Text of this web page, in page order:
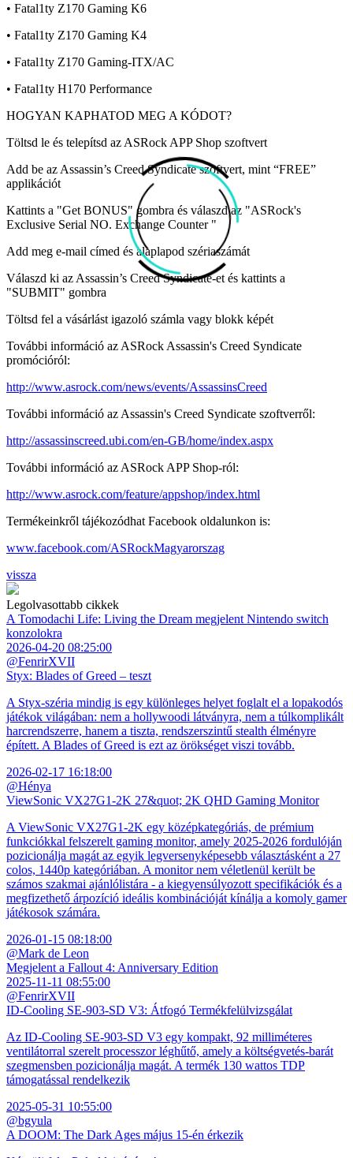
• Fatal1ty Z170 Gaming K6
• Fatal1ty Z170 Gaming K4
• Fatal1ty Z170 Gaming-ITX/AC
• Fatal1ty H170 Performance
HOGYAN KAPHATOD MEG A KÓDOT?
Töltsd le és telepítsd az ASRock APP Shop szoftvert
Add be az Assassin’s Creed Syndicate szoftvert, mint “FREE”
applikációt
Kattints a "Get BONUS" gombra és válaszd az "ASRock's
Exclusive Serial NO. Exchange Counter "
Add meg e-mail címed és alaplapod szériaszámát
Válaszd ki az Assassin’s Creed Syndicate-et és kattints a
"SUBMIT" gombra
Töltsd fel a vásárlást igazoló számla vagy blokk képét
További információ az ASRock Assassin's Creed Syndicate
promócióról:
http://www.asrock.com/news/events/AssassinsCreed
További információ az Assassin's Creed Syndicate szoftverről:
http://assassinscreed.ubi.com/en-GB/home/index.aspx
További információ az ASRock APP Shop-ról:
http://www.asrock.com/feature/appshop/index.html
Termékeinkről tájékozódhat Facebook oldalunkon is:
www.facebook.com/ASRockMagyarorszag
vissza
Legolvasottabb cikkek
A Tomodachi Life: Living the Dream megjelent Nintendo switch
konzolokra
2026-04-20 08:25:00
@FenrirXVII
Styx: Blades of Greed – teszt
A Styx-széria mindig is egy különleges helyet foglalt el a lopakodós
játékok világában: nem a hollywoodi látványra, nem a túlkomplikált
harcrendszerre, hanem a tiszta, rendszerszintű stealth élményre
épített. A Blades of Greed is ezt az örökséget viszi tovább.
2026-02-17 16:18:00
@Hénya
ViewSonic VX27G1-2K 27&quot; 2K QHD Gaming Monitor
A ViewSonic VX27G1-2K egy középkategóriás, de prémium
funkciókkal felszerelt gaming monitor, amely 2025-2026 fordulóján
pozicionálja magát az egyik legversenyképesebb választásként a 27
colos, 1440p kategóriában. A monitor nem véletlenül került be
számos szakmai ajánlólistára - a kiegyensúlyozott specifikációk és a
megfizethető árpozíció ideális kombinációját kínálja a komoly gamer
játékosok számára.
2026-01-15 08:18:00
@Mark de Leon
Megjelent a Fallout 4: Anniversary Edition
2025-11-11 08:55:00
@FenrirXVII
ID-Cooling SE-903-SD V3: Átfogó Termékfelülvizsgálat
Az ID-Cooling SE-903-SD V3 egy kompakt, 92 milliméteres
ventilátorral szerelt processzor léghűtő, amely a költségvetés-barát
szegmensben pozicionálja magát. A termék 130 wattos TDP
támogatással rendelkezik
2025-05-31 10:55:00
@bgyula
A DOOM: The Dark Ages május 15-én érkezik